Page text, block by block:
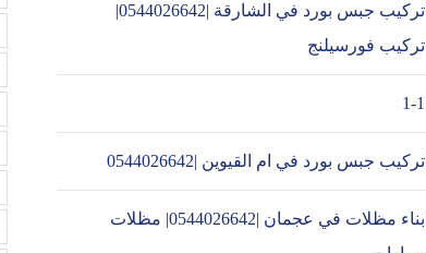
تركيب جبس بورد في الشارقة |0544026642|
تركيب فورسيلنج
1-1
تركيب جبس بورد في ام القيوين |0544026642
بناء مظلات في عجمان |0544026642| مظلات